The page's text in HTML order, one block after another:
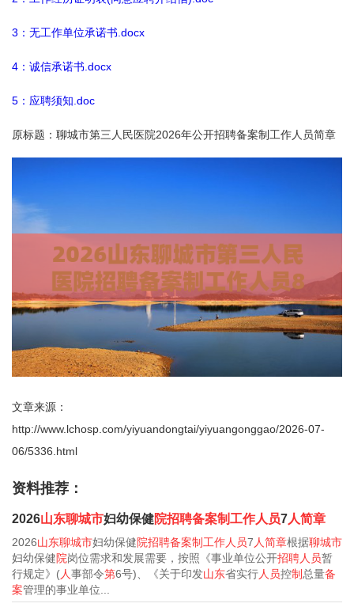
3：无工作单位承诺书.docx
4：诚信承诺书.docx
5：应聘须知.doc
原标题：聊城市第三人民医院2026年公开招聘备案制工作人员简章
文章来源：
http://www.lchosp.com/yiyuandongtai/yiyuangonggao/2026-07-
06/5336.html
资料推荐：
2026山东聊城市妇幼保健院招聘备案制工作人员7人简章
2026山东聊城市妇幼保健院招聘备案制工作人员7人简章根据聊城市
妇幼保健院岗位需求和发展需要，按照《事业单位公开招聘人员暂
行规定》(人事部令第6号)、《关于印发山东省实行人员控制总量备
案管理的事业单位...